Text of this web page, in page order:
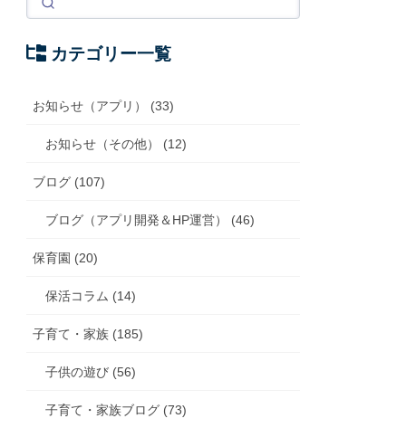
カテゴリー一覧
お知らせ（アプリ） (33)
お知らせ（その他） (12)
ブログ (107)
ブログ（アプリ開発＆HP運営） (46)
保育園 (20)
保活コラム (14)
子育て・家族 (185)
子供の遊び (56)
子育て・家族ブログ (73)